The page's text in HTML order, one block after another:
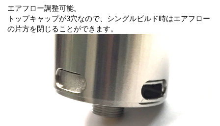
エアフロー調整可能。
トップキャップが3穴なので、シングルビルド時はエアフロー
の片方を閉じることができます。